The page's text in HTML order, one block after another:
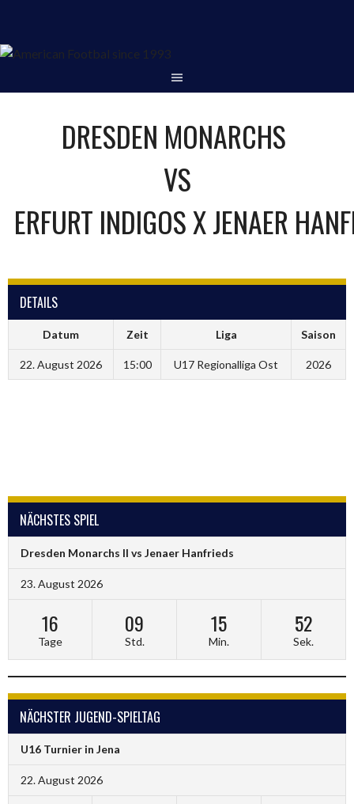
Inhalt
DRESDEN MONARCHS
VS
ERFURT INDIGOS X JENAER
DETAILS
Datum Zeit Liga Saison
22. August 2026 15:00 U17 Regionalliga Ost 2026
NÄCHSTES SPIEL
Dresden Monarchs II vs Jenaer Hanfrieds
23. August 2026
16
Tage
09
Std.
15
Min.
52
Sek.
NÄCHSTER JUGEND-SPIELTAG
U16 Turnier in Jena
22. August 2026